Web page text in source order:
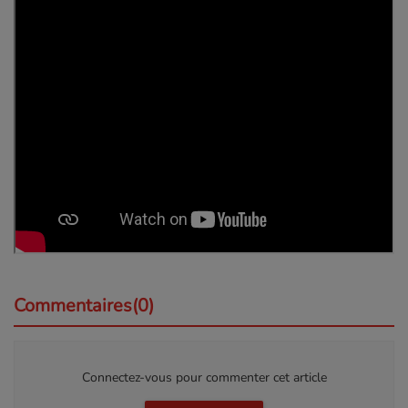
Commentaires(0)
Connectez-vous pour commenter cet article